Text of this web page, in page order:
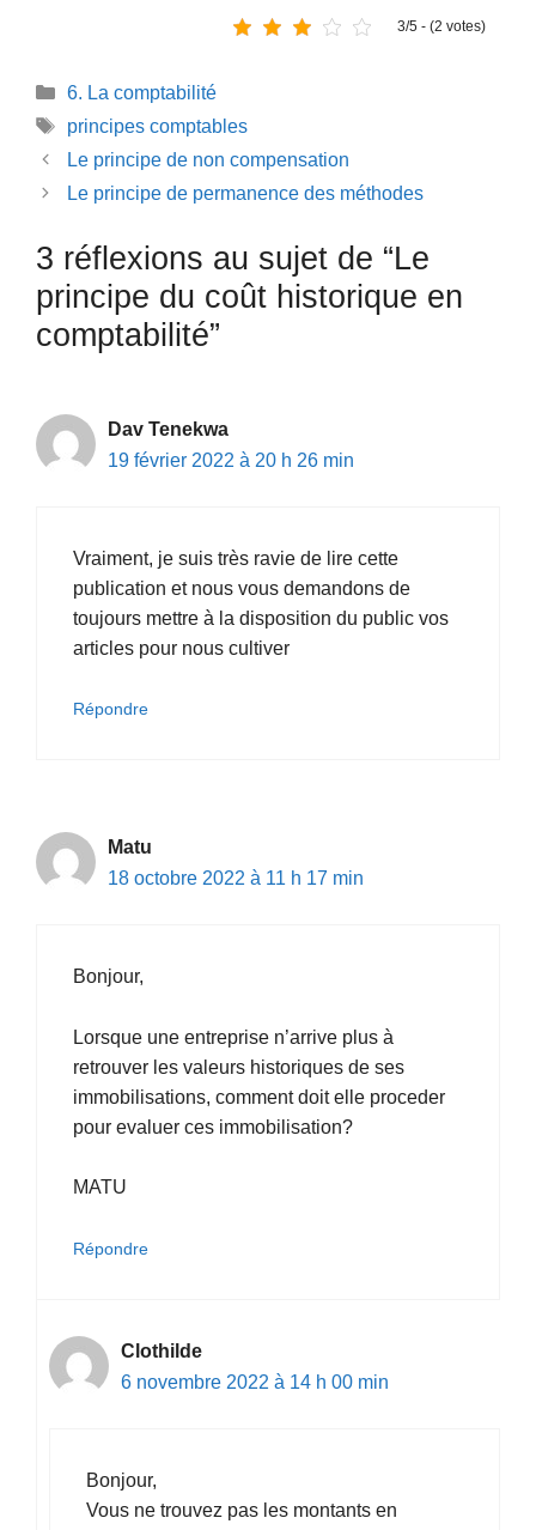
3/5 - (2 votes)
Catégories
6. La comptabilité
Étiquettes
principes comptables
Le principe de non compensation
Le principe de permanence des méthodes
3 réflexions au sujet de “Le
principe du coût historique en
comptabilité”
Dav Tenekwa
19 février 2022 à 20 h 26 min
Vraiment, je suis très ravie de lire cette
publication et nous vous demandons de
toujours mettre à la disposition du public vos
articles pour nous cultiver
Répondre
Matu
18 octobre 2022 à 11 h 17 min
Bonjour,
Lorsque une entreprise n’arrive plus à
retrouver les valeurs historiques de ses
immobilisations, comment doit elle proceder
pour evaluer ces immobilisation?
MATU
Répondre
Clothilde
6 novembre 2022 à 14 h 00 min
Bonjour,
Vous ne trouvez pas les montants en